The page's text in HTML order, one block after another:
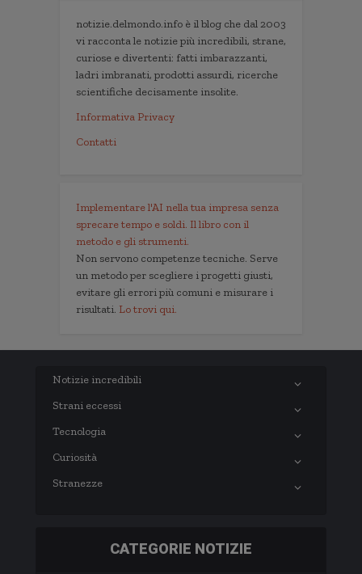
notizie.delmondo.info è il blog che dal 2003
vi racconta le notizie più incredibili, strane,
curiose e divertenti: fatti imbarazzanti,
ladri imbranati, prodotti assurdi, ricerche
scientifiche decisamente insolite.
Informativa Privacy
Contatti
Implementare l'AI nella tua impresa senza
sprecare tempo e soldi. Il libro con il
metodo e gli strumenti.
Non servono competenze tecniche. Serve
un metodo per scegliere i progetti giusti,
evitare gli errori più comuni e misurare i
risultati. Lo trovi qui.
Notizie incredibili
Strani eccessi
Tecnologia
Curiosità
Stranezze
CATEGORIE NOTIZIE